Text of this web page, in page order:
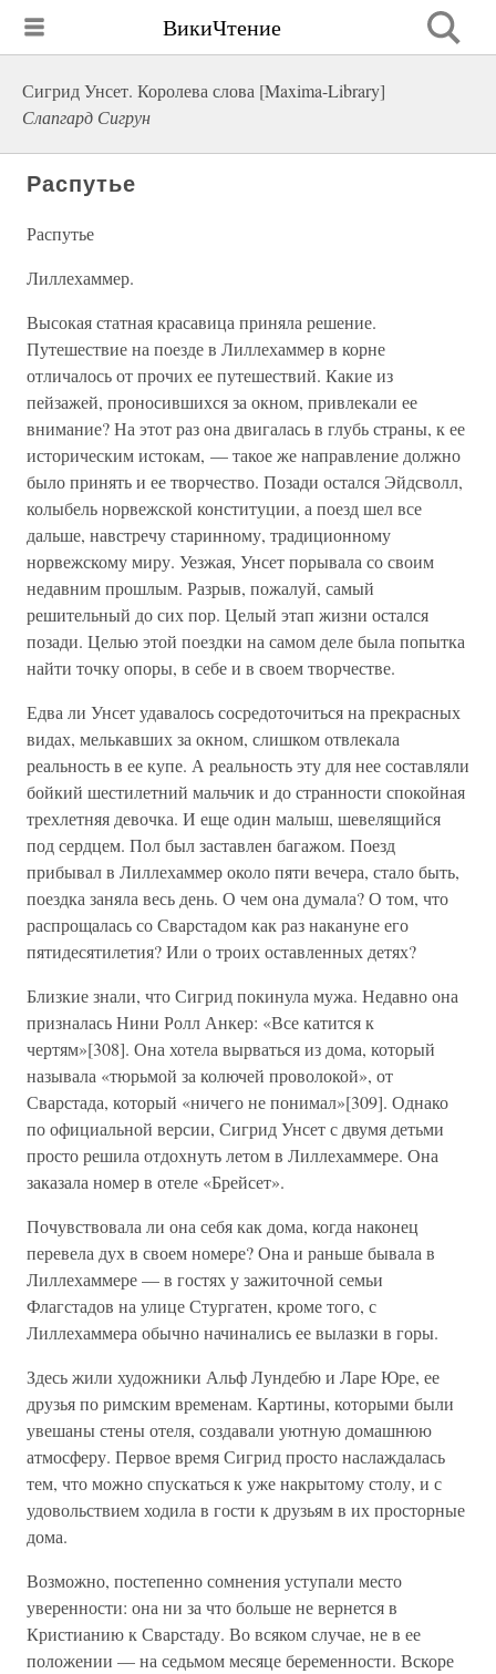
ВикиЧтение
Сигрид Унсет. Королева слова [Maxima-Library]
Слапгард Сигрун
Распутье
Распутье
Лиллехаммер.
Высокая статная красавица приняла решение.
Путешествие на поезде в Лиллехаммер в корне
отличалось от прочих ее путешествий. Какие из
пейзажей, проносившихся за окном, привлекали ее
внимание? На этот раз она двигалась в глубь страны, к ее
историческим истокам, — такое же направление должно
было принять и ее творчество. Позади остался Эйдсволл,
колыбель норвежской конституции, а поезд шел все
дальше, навстречу старинному, традиционному
норвежскому миру. Уезжая, Унсет порывала со своим
недавним прошлым. Разрыв, пожалуй, самый
решительный до сих пор. Целый этап жизни остался
позади. Целью этой поездки на самом деле была попытка
найти точку опоры, в себе и в своем творчестве.
Едва ли Унсет удавалось сосредоточиться на прекрасных
видах, мелькавших за окном, слишком отвлекала
реальность в ее купе. А реальность эту для нее составляли
бойкий шестилетний мальчик и до странности спокойная
трехлетняя девочка. И еще один малыш, шевелящийся
под сердцем. Пол был заставлен багажом. Поезд
прибывал в Лиллехаммер около пяти вечера, стало быть,
поездка заняла весь день. О чем она думала? О том, что
распрощалась со Сварстадом как раз накануне его
пятидесятилетия? Или о троих оставленных детях?
Близкие знали, что Сигрид покинула мужа. Недавно она
призналась Нини Ролл Анкер: «Все катится к
чертям»[308]. Она хотела вырваться из дома, который
называла «тюрьмой за колючей проволокой», от
Сварстада, который «ничего не понимал»[309]. Однако
по официальной версии, Сигрид Унсет с двумя детьми
просто решила отдохнуть летом в Лиллехаммере. Она
заказала номер в отеле «Брейсет».
Почувствовала ли она себя как дома, когда наконец
перевела дух в своем номере? Она и раньше бывала в
Лиллехаммере — в гостях у зажиточной семьи
Флагстадов на улице Стургатен, кроме того, с
Лиллехаммера обычно начинались ее вылазки в горы.
Здесь жили художники Альф Лундебю и Ларе Юре, ее
друзья по римским временам. Картины, которыми были
увешаны стены отеля, создавали уютную домашнюю
атмосферу. Первое время Сигрид просто наслаждалась
тем, что можно спускаться к уже накрытому столу, и с
удовольствием ходила в гости к друзьям в их просторные
дома.
Возможно, постепенно сомнения уступали место
уверенности: она ни за что больше не вернется в
Кристианию к Сварстаду. Во всяком случае, не в ее
положении — на седьмом месяце беременности. Вскоре